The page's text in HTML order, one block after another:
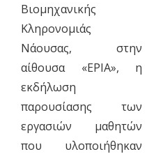
Βιομηχανικής
Κληρονομιάς
Νάουσας, στην
αίθουσα «ΕΡΙΑ», η
εκδήλωση
παρουσίασης των
εργασιών μαθητών
που υλοποιήθηκαν